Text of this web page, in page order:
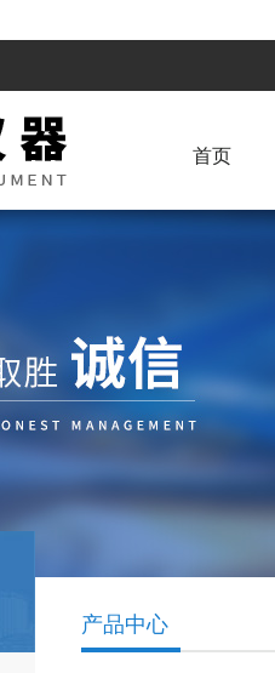
首页
产品中心